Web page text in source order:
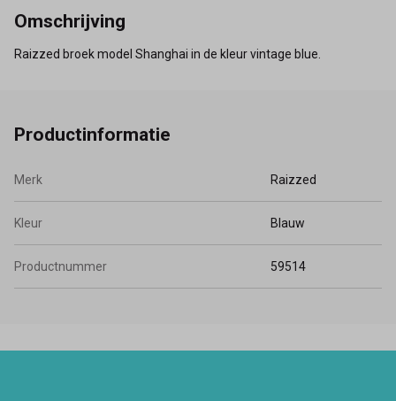
Omschrijving
Raizzed broek model Shanghai in de kleur vintage blue.
Productinformatie
Merk Raizzed
Kleur Blauw
Productnummer 59514